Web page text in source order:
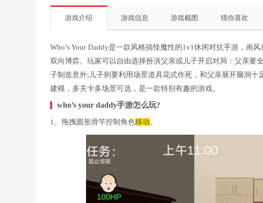
游戏介绍 游戏信息 游戏截图 猜你喜欢
Who’s Your Daddy是一款风格搞怪魔性的1v1休闲对抗手游，画
双向博弈。玩家可以自由选择扮演父亲或儿子开启对局：父亲要
子制造意外;儿子则要利用场景道具花式作死，和父亲展开脑洞
建模，多关卡多场景可选，是一款特别有趣的游戏。
who’s your daddy手游怎么玩?
1、拖拽圆形滑竿控制角色移动。